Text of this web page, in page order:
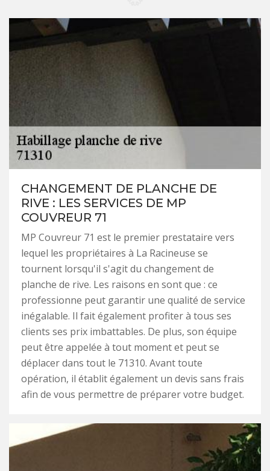
CHANGEMENT DE PLANCHE DE
RIVE : LES SERVICES DE MP
COUVREUR 71
MP Couvreur 71 est le premier prestataire vers
lequel les propriétaires à La Racineuse se
tournent lorsqu'il s'agit du changement de
planche de rive. Les raisons en sont que : ce
professionne peut garantir une qualité de service
inégalable. Il fait également profiter à tous ses
clients ses prix imbattables. De plus, son équipe
peut être appelée à tout moment et peut se
déplacer dans tout le 71310. Avant toute
opération, il établit également un devis sans frais
afin de vous permettre de préparer votre budget.